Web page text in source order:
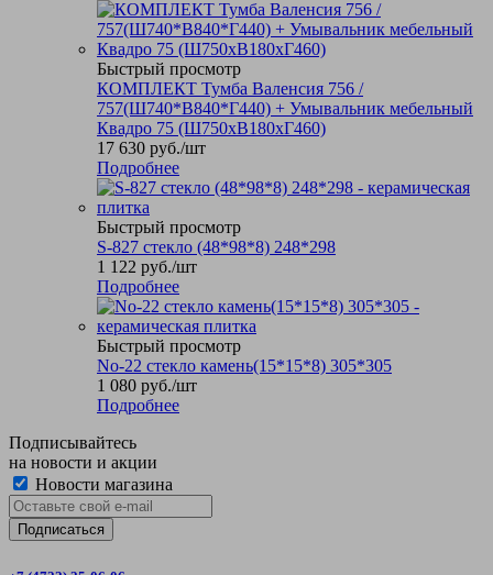
Быстрый просмотр
КОМПЛЕКТ Тумба Валенсия 756 /
757(Ш740*В840*Г440) + Умывальник мебельный
Квадро 75 (Ш750хВ180хГ460)
17 630 руб./шт
Подробнее
Быстрый просмотр
S-827 стекло (48*98*8) 248*298
1 122 руб./шт
Подробнее
Быстрый просмотр
No-22 стекло камень(15*15*8) 305*305
1 080 руб./шт
Подробнее
Подписывайтесь
на новости и акции
Новости магазина